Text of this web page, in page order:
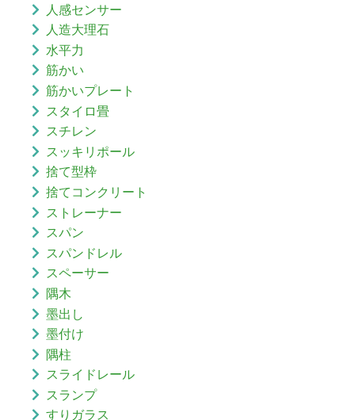
人感センサー
人造大理石
水平力
筋かい
筋かいプレート
スタイロ畳
スチレン
スッキリポール
捨て型枠
捨てコンクリート
ストレーナー
スパン
スパンドレル
スペーサー
隅木
墨出し
墨付け
隅柱
スライドレール
スランプ
すりガラス